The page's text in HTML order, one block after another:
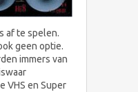
af te spelen.
geen optie.
immers van
VHS en Super